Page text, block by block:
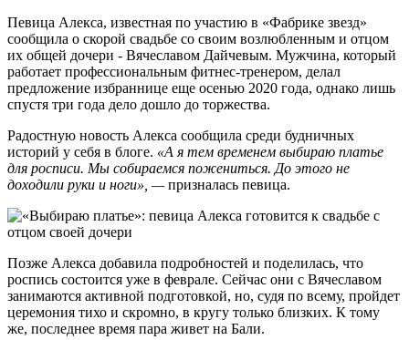
Певица Алекса, известная по участию в «Фабрике звезд»
сообщила о скорой свадьбе со своим возлюбленным и отцом
их общей дочери - Вячеславом Дайчевым. Мужчина, который
работает профессиональным фитнес-тренером, делал
предложение избраннице еще осенью 2020 года, однако лишь
спустя три года дело дошло до торжества.
Радостную новость Алекса сообщила среди будничных
историй у себя в блоге. «А я тем временем выбираю платье
для росписи. Мы собираемся пожениться. До этого не
доходили руки и ноги», —призналась певица.
Позже Алекса добавила подробностей и поделилась, что
роспись состоится уже в феврале. Сейчас они с Вячеславом
занимаются активной подготовкой, но, судя по всему, пройдет
церемония тихо и скромно, в кругу только близких. К тому
же, последнее время пара живет на Бали.